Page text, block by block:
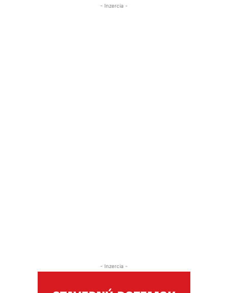
- Inzercia -
- Inzercia -